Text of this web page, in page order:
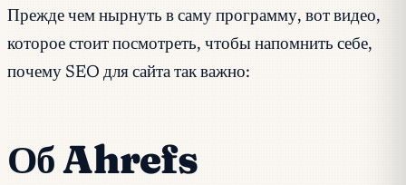
Прежде чем нырнуть в саму программу, вот видео,
которое стоит посмотреть, чтобы напомнить себе,
почему SEO для сайта так важно:
Об Ahrefs